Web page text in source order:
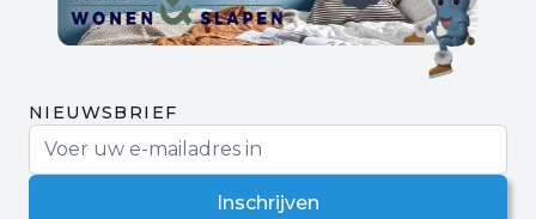
NIEUWSBRIEF
Inschrijven